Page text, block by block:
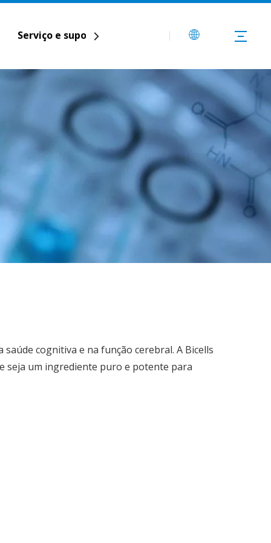
Serviço e suporte Aplicativos
cognitiva e na função cerebral. A Bicells
seja um ingrediente puro e potente para